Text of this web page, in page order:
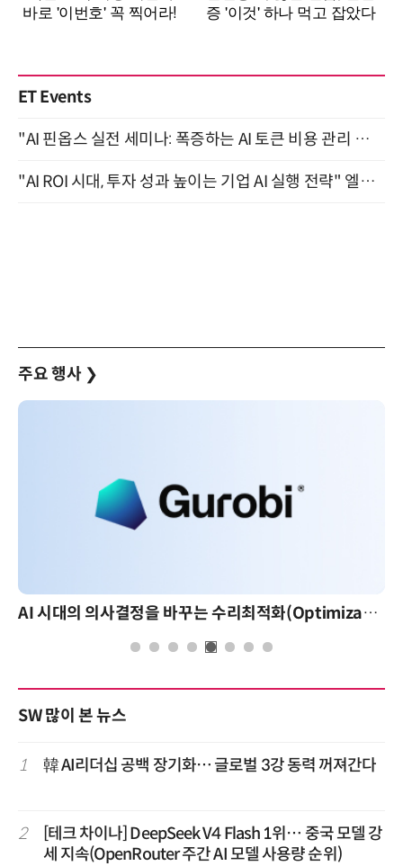
ET Events
"AI 핀옵스 실전 세미나: 폭증하는 AI 토큰 비용 관리 전략" 8월 21일 개최
"AI ROI 시대, 투자 성과 높이는 기업 AI 실행 전략" 엘타워 6층 (9월 18일)
주요 행사 ❯
AI 시대의 의사결정을 바꾸는 수리최적화(Optimization): 실제 산업 적용 사례와 활용 전략 AI 핀옵
SW 많이 본 뉴스
1 韓 AI리더십 공백 장기화… 글로벌 3강 동력 꺼져간다
2
[테크 차이나] DeepSeek V4 Flash 1위… 중국 모델 강
세 지속(OpenRouter 주간 AI 모델 사용량 순위)